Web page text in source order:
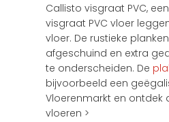
Callisto visgraat PVC,
visgraat PVC vloer
vloer. De rustieke
afgeschuind en extra
te onderscheiden. De
bijvoorbeeld een
Vloerenmarkt en ontdek
vloeren >